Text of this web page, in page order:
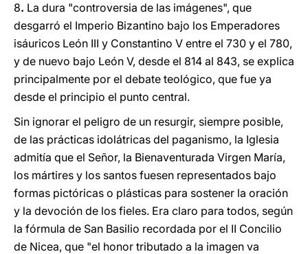
8. La dura "controversia de las imágenes", que
desgarró el Imperio Bizantino bajo los Emperadores
isáuricos León III y Constantino V entre el 730 y el 780,
y de nuevo bajo León V, desde el 814 al 843, se explica
principalmente por el debate teológico, que fue ya
desde el principio el punto central.
Sin ignorar el peligro de un resurgir, siempre posible,
de las prácticas idolátricas del paganismo, la Iglesia
admitía que el Señor, la Bienaventurada Virgen María,
los mártires y los santos fuesen representados bajo
formas pictóricas o plásticas para sostener la oración
y la devoción de los fieles. Era claro para todos, según
la fórmula de San Basilio recordada por el II Concilio
de Nicea, que "el honor tributado a la imagen va